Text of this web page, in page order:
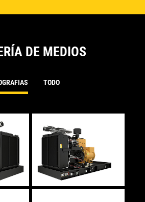
DE MEDIOS
TODO